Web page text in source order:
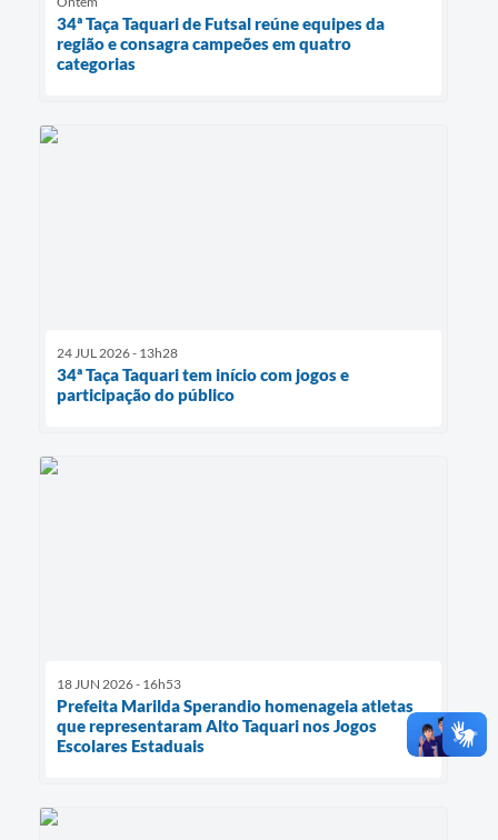
34ª Taça Taquari de Futsal reúne equipes da
região e consagra campeões em quatro
categorias
24 JUL 2026 - 13h28
34ª Taça Taquari tem início com jogos e
participação do público
18 JUN 2026 - 16h53
Prefeita Marilda Sperandio homenageia atletas
que representaram Alto Taquari nos Jogos
Escolares Estaduais